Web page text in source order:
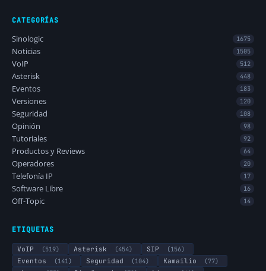
CATEGORÍAS
Sinologic 1675
Noticias 1505
VoIP 512
Asterisk 448
Eventos 183
Versiones 120
Seguridad 108
Opinión 98
Tutoriales 92
Productos y Reviews 64
Operadores 20
Telefonía IP 17
Software Libre 16
Off-Topic 14
ETIQUETAS
VoIP (519) Asterisk (454) SIP
(156)
Eventos
(141) Seguridad (104) Kamailio
(77)